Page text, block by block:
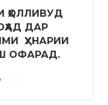
ҲОЛЛИВУД
ДАР
ҲУНАРИИ
ОФАРАД.